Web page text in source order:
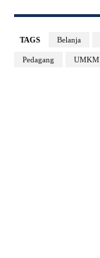
TAGS Belanja
Pedagang UMKM